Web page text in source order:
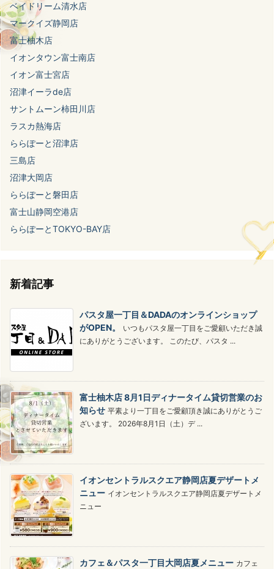
ベイドリーム清水店
マークイズ静岡店
富士柚木店
イオンタウン富士南店
イオン富士宮店
沼津イーラde店
サントムーン柿田川店
ラスカ熱海店
ららぽーと沼津店
三島店
沼津大岡店
ららぽーと磐田店
富士山静岡空港店
ららぽーとTOKYO-BAY店
新着記事
パスタ屋一丁目＆DADAのオンラインショップ
がOPEN。
いつもパスタ屋一丁目をご愛顧いただき誠
にありがとうございます。 このたび、パスタ ...
富士柚木店 8月1日ディナータイム貸切営業のお
知らせ 平素より一丁目をご愛顧頂き誠にありがとうご
ざいます。 2026年8月1日（土）デ ...
イオンセントラルスクエア静岡店夏デザートメ
ニュー イオンセントラルスクエア静岡店夏デザートメ
ニュー
カフェ＆パスタ一丁目大岡店夏メニュー カフェ